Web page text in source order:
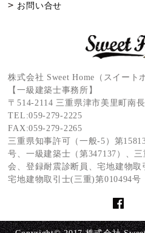
お問い合せ
株式会社 Sweet Home（スイート
【一級建築士事務所】
〒514-2114 三重県津市美里町南
TEL:059-279-2225
FAX:059-279-2265
三重県知事許可（一般-5）第
号、一級建築士（第347137）、
会、登録耐震診断員、宅地建物取
宅地建物取引士(三重)第010494号